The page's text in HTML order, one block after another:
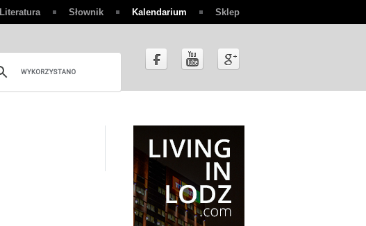
Literatura Słownik Kalendarium Sklep